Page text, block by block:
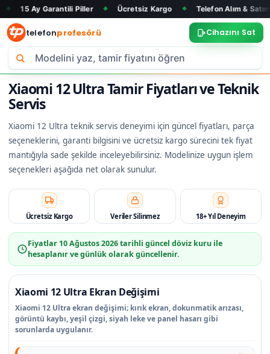
Garantili Piller ◆ Ücretsiz Kargo ◆ Telefon Alım & Satım ◆
telefonprofesörü Cihazını Sat
Xiaomi 12 Ultra Tamir Fiyatları ve Teknik
Servis
Xiaomi 12 Ultra teknik servis deneyimi için güncel fiyatları, parça
seçeneklerini, garanti bilgisini ve ücretsiz kargo sürecini tek fiyat
mantığıyla sade şekilde inceleyebilirsiniz. Modelinize uygun işlem
seçenekleri aşağıda net olarak sunulur.
Ücretsiz Kargo Veriler Silinmez 18+ Yıl Deneyim
Fiyatlar 10 Ağustos 2026tarihli güncel döviz kuru ile
hesaplanır ve günlük olarak güncellenir.
Xiaomi 12 Ultra Ekran Değişimi
Xiaomi 12 Ultra ekran değişimi; kırık ekran, dokunmatik arızası,
görüntü kaybı, yeşil çizgi, siyah leke ve panel hasarı gibi
sorunlarda uygulanır.